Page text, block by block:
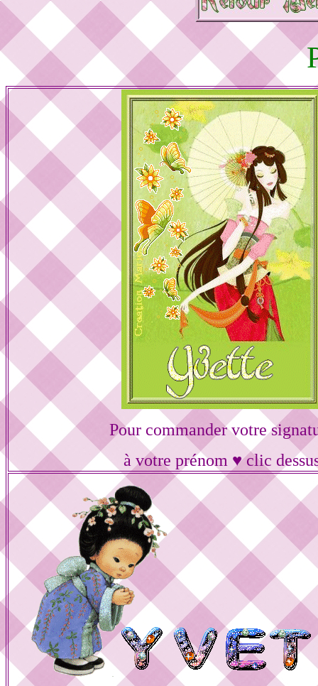
Pour commander votre
à votre prénom ♥ clic